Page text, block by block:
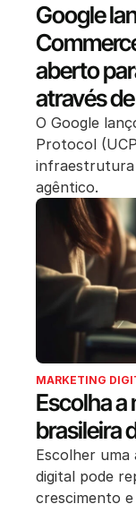
Google
aberto
através
O Google
Protocol
infraestrutura
agêntico.
MARKETING
Escolha a
brasileira
Escolher uma
digital pode
crescimento